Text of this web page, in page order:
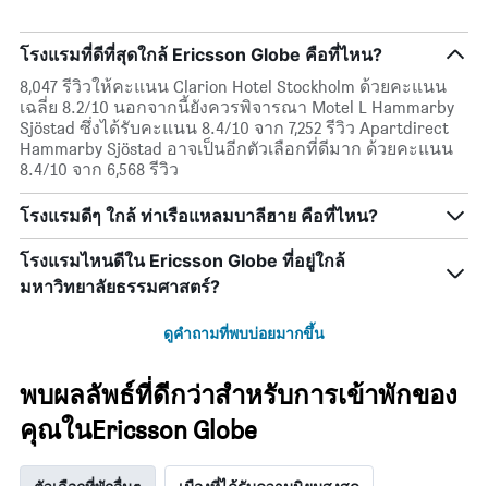
โรงแรมที่ดีที่สุดใกล้ Ericsson Globe คือที่ไหน?
8,047 รีวิวให้คะแนน Clarion Hotel Stockholm ด้วยคะแนน
เฉลี่ย 8.2/10 นอกจากนี้ยังควรพิจารณา Motel L Hammarby
Sjöstad ซึ่งได้รับคะแนน 8.4/10 จาก 7,252 รีวิว Apartdirect
Hammarby Sjöstad อาจเป็นอีกตัวเลือกที่ดีมาก ด้วยคะแนน
8.4/10 จาก 6,568 รีวิว
โรงแรมดีๆ ใกล้ ท่าเรือแหลมบาลีฮาย คือที่ไหน?
โรงแรมไหนดีใน Ericsson Globe ที่อยู่ใกล้
มหาวิทยาลัยธรรมศาสตร์?
ดูคำถามที่พบบ่อยมากขึ้น
พบผลลัพธ์ที่ดีกว่าสำหรับการเข้าพักของ
คุณในEricsson Globe